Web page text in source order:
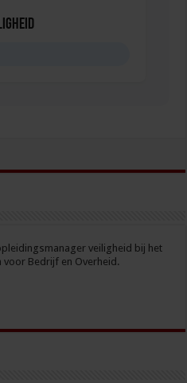
veiligheid bij het
voor Bedrijf en Overheid.